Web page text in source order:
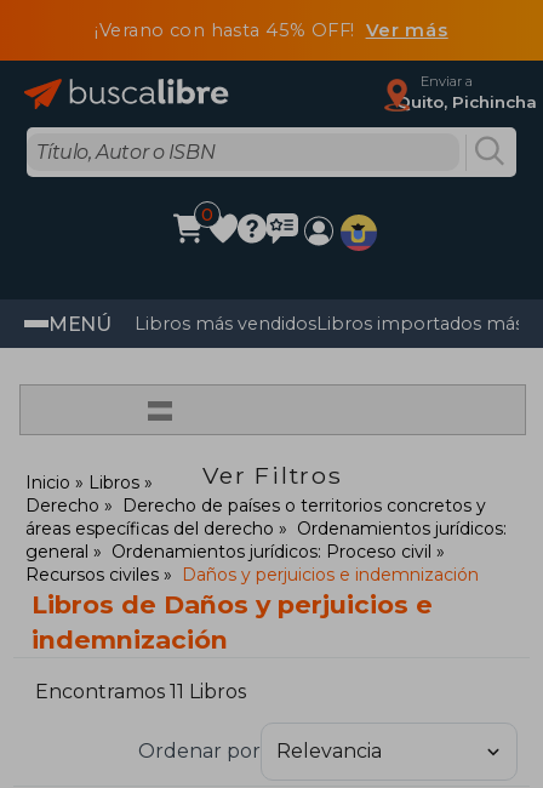
¡Verano con hasta 45% OFF! Ver más
Enviar a
Quito, Pichincha
0
MENÚ Libros más vendidosLibros importados más
=
Ver Filtros
Inicio
Libros
Derecho
Derecho de países o territorios concretos y
áreas específicas del derecho
Ordenamientos jurídicos:
general
Ordenamientos jurídicos: Proceso civil
Recursos civiles
Daños y perjuicios e indemnización
Libros de Daños y perjuicios e
indemnización
Encontramos 11 Libros
Ordenar por